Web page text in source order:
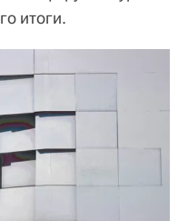
итоги.